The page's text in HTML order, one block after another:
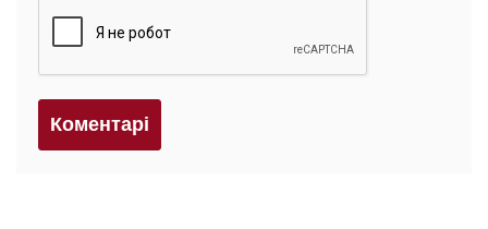
Коментарi